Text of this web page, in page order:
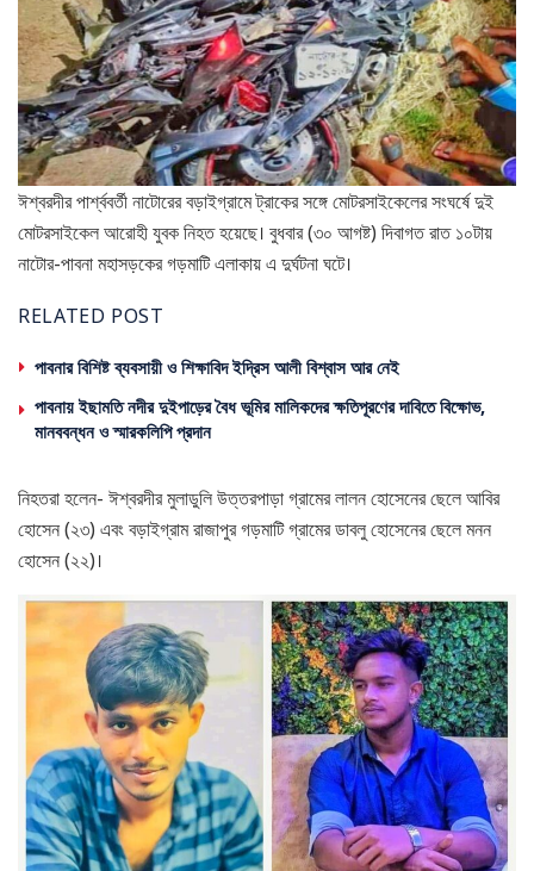
ঈশ্বরদীর পার্শ্ববর্তী নাটোরের বড়াইগ্রামে ট্রাকের সঙ্গে মোটরসাইকেলের সংঘর্ষে দুই
মোটরসাইকেল আরোহী যুবক নিহত হয়েছে। বুধবার (৩০ আগষ্ট) দিবাগত রাত ১০টায়
নাটোর-পাবনা মহাসড়কের গড়মাটি এলাকায় এ দুর্ঘটনা ঘটে।
RELATED POST
পাবনার বিশিষ্ট ব্যবসায়ী ও শিক্ষাবিদ ইদ্রিস আলী বিশ্বাস আর নেই
পাবনায় ইছামতি নদীর দুইপাড়ের বৈধ ভূমির মালিকদের ক্ষতিপূরণের দাবিতে বিক্ষোভ,
মানববন্ধন ও স্মারকলিপি প্রদান
নিহতরা হলেন- ঈশ্বরদীর মুলাডুলি উত্তরপাড়া গ্রামের লালন হোসেনের ছেলে আবির
হোসেন (২৩) এবং বড়াইগ্রাম রাজাপুর গড়মাটি গ্রামের ডাবলু হোসেনের ছেলে মনন
হোসেন (২২)।